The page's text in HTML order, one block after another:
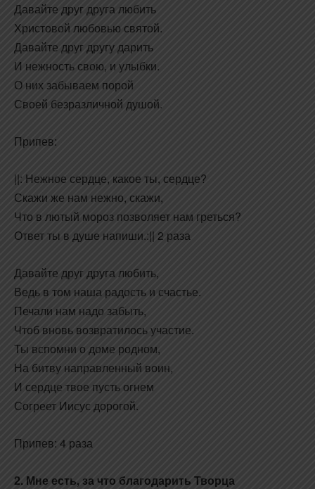
Давайте друг друга любить
Христовой любовью святой.
Давайте друг другу дарить
И нежность свою, и улыбки.
О них забываем порой
Своей безразличной душой.
Припев:
||: Нежное сердце, какое ты, сердце?
Скажи же нам нежно, скажи,
Что в лютый мороз позволяет нам греться?
Ответ ты в душе напиши.:|| 2 раза
Давайте друг друга любить,
Ведь в том наша радость и счастье.
Печали нам надо забыть,
Чтоб вновь возвратилось участие.
Ты вспомни о доме родном,
На битву направленный воин,
И сердце твое пусть огнем
Согреет Иисус дорогой.
Припев: 4 раза
2. Мне есть, за что благодарить Творца